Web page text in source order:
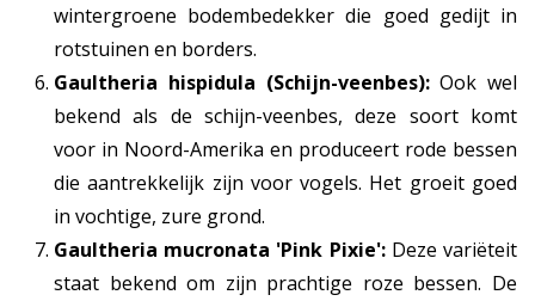
wintergroene bodembedekker die goed gedijt in
rotstuinen en borders.
Gaultheria hispidula (Schijn-veenbes):Ook wel
bekend als de schijn-veenbes, deze soort komt
voor in Noord-Amerika en produceert rode bessen
die aantrekkelijk zijn voor vogels. Het groeit goed
in vochtige, zure grond.
Gaultheria mucronata 'Pink Pixie':Deze variëteit
staat bekend om zijn prachtige roze bessen. De